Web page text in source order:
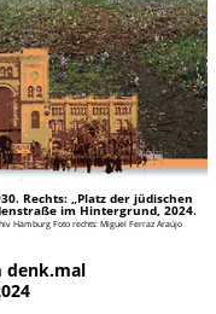
Rechts: „Platz der jüdischen
im Hintergrund, 2024.
Hamburg Foto rechts: Miguel Ferraz Araújo
denk.mal